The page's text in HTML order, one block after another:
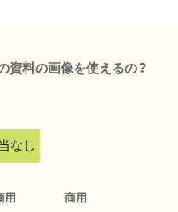
資料の画像を使えるの？
なし
用 商用